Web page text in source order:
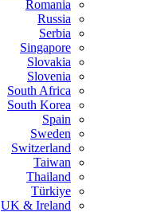
Romania
Russia
Serbia
Singapore
Slovakia
Slovenia
South Africa
South Korea
Spain
Sweden
Switzerland
Taiwan
Thailand
Türkiye
UK & Ireland